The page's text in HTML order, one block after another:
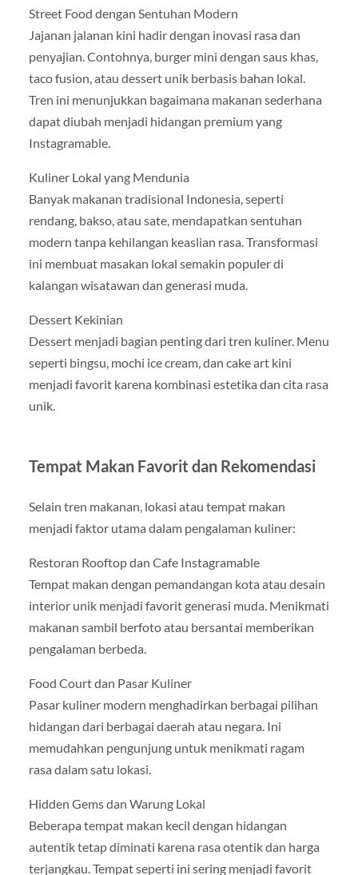
Street Food dengan Sentuhan Modern
Jajanan jalanan kini hadir dengan inovasi rasa dan
penyajian. Contohnya, burger mini dengan saus khas,
taco fusion, atau dessert unik berbasis bahan lokal.
Tren ini menunjukkan bagaimana makanan sederhana
dapat diubah menjadi hidangan premium yang
Instagramable.
Kuliner Lokal yang Mendunia
Banyak makanan tradisional Indonesia, seperti
rendang, bakso, atau sate, mendapatkan sentuhan
modern tanpa kehilangan keaslian rasa. Transformasi
ini membuat masakan lokal semakin populer di
kalangan wisatawan dan generasi muda.
Dessert Kekinian
Dessert menjadi bagian penting dari tren kuliner. Menu
seperti bingsu, mochi ice cream, dan cake art kini
menjadi favorit karena kombinasi estetika dan cita rasa
unik.
Tempat Makan Favorit dan Rekomendasi
Selain tren makanan, lokasi atau tempat makan
menjadi faktor utama dalam pengalaman kuliner:
Restoran Rooftop dan Cafe Instagramable
Tempat makan dengan pemandangan kota atau desain
interior unik menjadi favorit generasi muda. Menikmati
makanan sambil berfoto atau bersantai memberikan
pengalaman berbeda.
Food Court dan Pasar Kuliner
Pasar kuliner modern menghadirkan berbagai pilihan
hidangan dari berbagai daerah atau negara. Ini
memudahkan pengunjung untuk menikmati ragam
rasa dalam satu lokasi.
Hidden Gems dan Warung Lokal
Beberapa tempat makan kecil dengan hidangan
autentik tetap diminati karena rasa otentik dan harga
terjangkau. Tempat seperti ini sering menjadi favorit